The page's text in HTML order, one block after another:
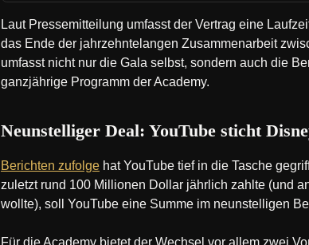
Laut Pressemitteilung umfasst der Vertrag eine
das Ende der jahrzehntelangen Zusammenarbeit
umfasst nicht nur die Gala selbst, sondern auch die
ganzjährige Programm der Academy.
Neunstelliger Deal: YouTube sticht
Berichten zufolge hat YouTube tief in die Tasche
zuletzt rund 100 Millionen Dollar jährlich zahlte (und
wollte), soll YouTube eine Summe im neunstelligen
Für die Academy bietet der Wechsel vor allem zwei